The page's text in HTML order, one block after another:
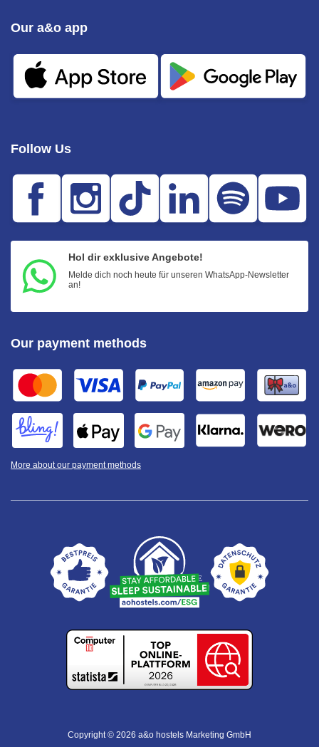
Follow Us
Hol dir exklusive Angebote!
Melde dich noch heute für unseren WhatsApp-Newsletter
an!
Our a&o app
Our payment methods
More about our payment methods
Copyright © 2026 a&o hostels Marketing GmbH